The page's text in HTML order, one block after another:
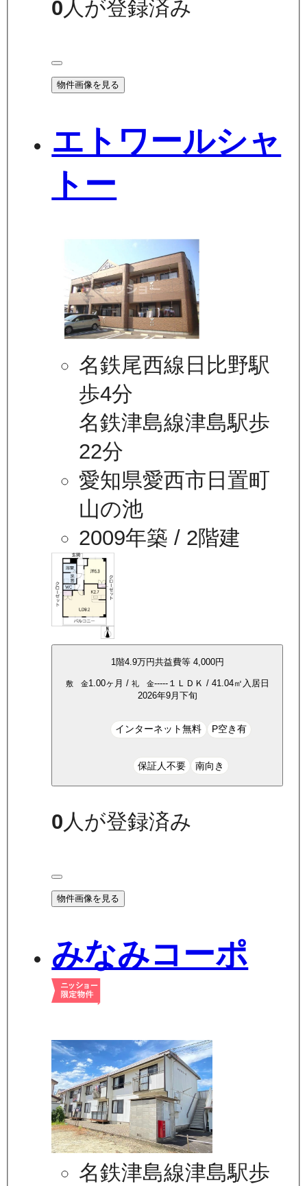
0 人が登録済み
物件画像を見る
エトワールシャ
トー
名鉄尾西線日比野駅
歩4分
名鉄津島線津島駅歩
22分
愛知県愛西市日置町
山の池
2009年築 / 2階建
1階4.9万円共益費等 4,000円
敷 金1.00ヶ月 / 礼 金-----１ＬＤＫ / 41.04㎡ 入居日
2026年9月下旬
インターネット無料 P空き有
保証人不要 南向き
0 人が登録済み
物件画像を見る
みなみコーポ
名鉄津島線津島駅歩